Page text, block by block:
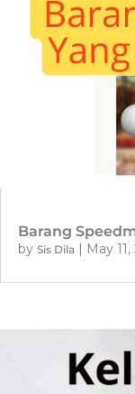
Barang
by Sis Dila | May